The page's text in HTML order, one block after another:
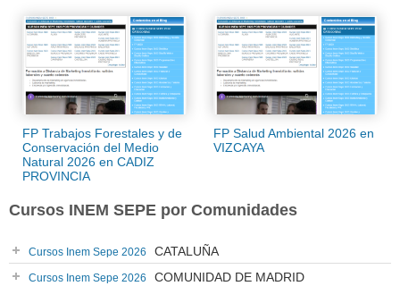
FP Trabajos Forestales y de
Conservación del Medio
Natural 2026 en CADIZ
PROVINCIA
FP Salud Ambiental 2026 en
VIZCAYA
Cursos INEM SEPE por Comunidades
Cursos Inem Sepe 2026 CATALUÑA
Cursos Inem Sepe 2026 COMUNIDAD DE MADRID